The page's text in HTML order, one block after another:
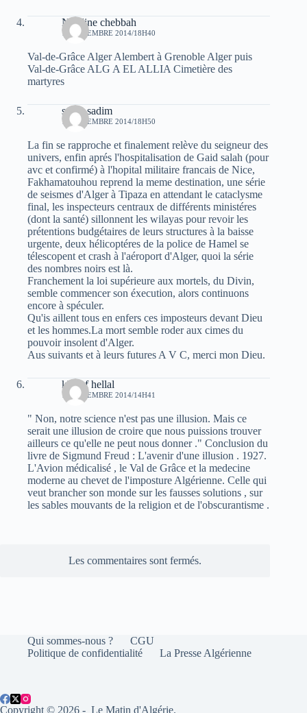
Nordine chebbah
16 DÉCEMBRE 2014/18H40
Val-de-Grâce Alger Alembert à Grenoble Alger puis
Val-de-Grâce ALG A EL ALLIA Cimetière des
martyres
sarah sadim
16 DÉCEMBRE 2014/18H50
La fin se rapproche et finalement relève du seigneur des
univers, enfin aprés l'hospitalisation de Gaid salah (pour
avc et confirmé) à l'hopital militaire francais de Nice,
Fakhamatouhou reprend la meme destination, une série
de seismes d'Alger à Tipaza en attendant le cataclysme
final, les inspecteurs centraux de différents ministéres
(dont la santé) sillonnent les wilayas pour revoir les
prétentions budgétaires de leurs structures à la baisse
urgente, deux hélicoptéres de la police de Hamel se
télescopent et crash à l'aéroport d'Alger, quoi la série
des nombres noirs est là.
Franchement la loi supérieure aux mortels, du Divin,
semble commencer son éxecution, alors continuons
encore à spéculer.
Qu'is aillent tous en enfers ces imposteurs devant Dieu
et les hommes.La mort semble roder aux cimes du
pouvoir insolent d'Alger.
Aus suivants et à leurs futures A V C, merci mon Dieu.
khelaf hellal
17 DÉCEMBRE 2014/14H41
" Non, notre science n'est pas une illusion. Mais ce
serait une illusion de croire que nous puissions trouver
ailleurs ce qu'elle ne peut nous donner ." Conclusion du
livre de Sigmund Freud : L'avenir d'une illusion . 1927.
L'Avion médicalisé , le Val de Grâce et la medecine
moderne au chevet de l'imposture Algérienne. Celle qui
veut brancher son monde sur les fausses solutions , sur
les sables mouvants de la religion et de l'obscurantisme .
Les commentaires sont fermés.
Qui sommes-nous ?
CGU
Politique de confidentialité
La Presse Algérienne
Copyright © 2026 - Le Matin d'Algérie.